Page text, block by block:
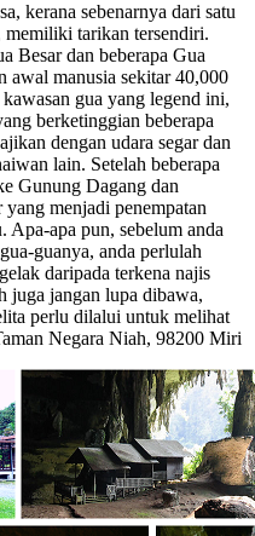
kerana sebenarnya dari satu
memiliki tarikan tersendiri.
Besar dan beberapa Gua
awal manusia sekitar 40,000
gua yang legend ini,
berketinggian beberapa
dengan udara segar dan
lain. Setelah beberapa
Gunung Dagang dan
menjadi penempatan
Apa-apa pun, sebelum anda
guanya, anda perlulah
daripada terkena najis
juga jangan lupa dibawa,
perlu dilalui untuk melihat
Negara Niah, 98200 Miri